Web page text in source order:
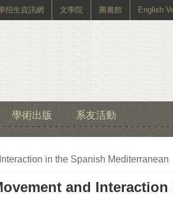
招生資訊網 文學院 圖書館 English
學術出版 系友活動
in the Spanish Mediterranean
and Interaction